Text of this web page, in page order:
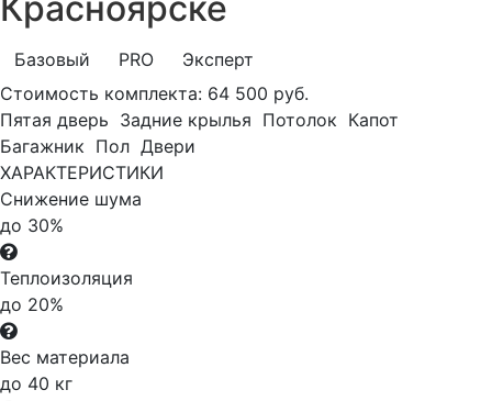
Базовый PRO
Эксперт
Стоимость комплекта: 64 500 руб.
Пятая дверь Задние крылья Потолок Капот
Багажник Пол Двери
ХАРАКТЕРИСТИКИ
Снижение шума
до 30%
Теплоизоляция
до 20%
Вес материала
до 40 кг